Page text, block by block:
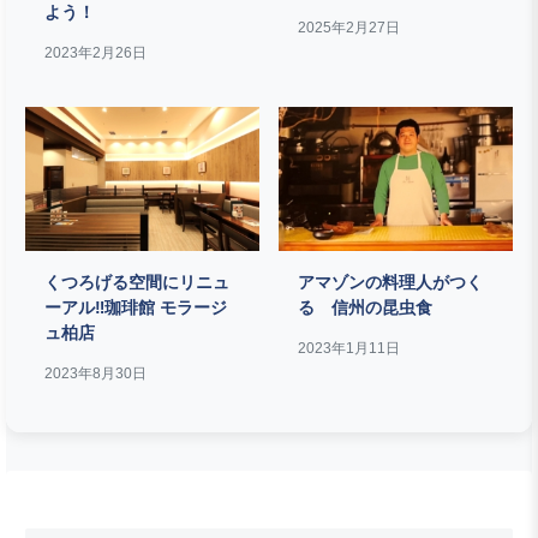
よう！
2023年2月26日
2025年2月27日
くつろげる空間にリニュ
ーアル‼珈琲館 モラージ
ュ柏店
2023年8月30日
アマゾンの料理人がつく
る 信州の昆虫食
2023年1月11日